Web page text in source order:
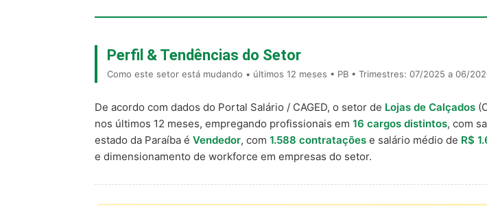
Perfil & Tendências do Setor
Como este setor está mudando • últimos 12 meses • PB • Trimestres: 07/2025 a 06/
De acordo com dados do Portal Salário / CAGED, o setor de Lojas de Calçados
nos últimos 12 meses, empregando profissionais em 16 cargos distintos, com
estado da Paraíba é Vendedor, com 1.588 contratações e salário médio de R$
e dimensionamento de workforce em empresas do setor.